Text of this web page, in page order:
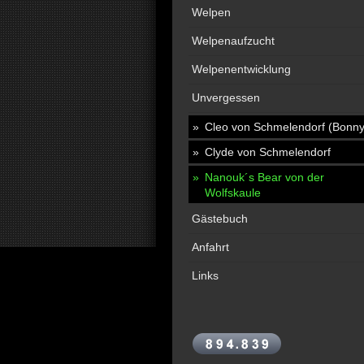
Welpen
Welpenaufzucht
Welpenentwicklung
Unvergessen
Cleo von Schmelendorf
Clyde von Schmelendorf
Nanouk´s Bear von der
Wolfskaule
Gästebuch
Anfahrt
Links